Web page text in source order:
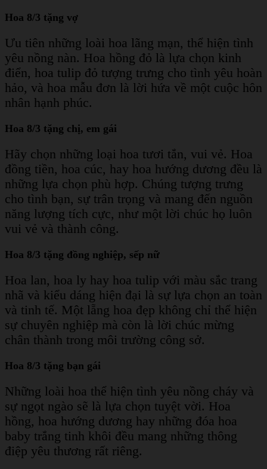
Hoa 8/3 tặng vợ
Ưu tiên những loài hoa lãng mạn, thể hiện tình
yêu nồng nàn. Hoa hồng đỏ là lựa chọn kinh
điển, hoa tulip đỏ tượng trưng cho tình yêu hoàn
hảo, và hoa mẫu đơn là lời hứa về một cuộc hôn
nhân hạnh phúc.
Hoa 8/3 tặng chị, em gái
Hãy chọn những loại hoa tươi tắn, vui vẻ. Hoa
đồng tiền, hoa cúc, hay hoa hướng dương đều là
những lựa chọn phù hợp. Chúng tượng trưng
cho tình bạn, sự trân trọng và mang đến nguồn
năng lượng tích cực, như một lời chúc họ luôn
vui vẻ và thành công.
Hoa 8/3 tặng đồng nghiệp, sếp nữ
Hoa lan, hoa ly hay hoa tulip với màu sắc trang
nhã và kiểu dáng hiện đại là sự lựa chọn an toàn
và tinh tế. Một lẵng hoa đẹp không chỉ thể hiện
sự chuyên nghiệp mà còn là lời chúc mừng
chân thành trong môi trường công sở.
Hoa 8/3 tặng bạn gái
Những loài hoa thể hiện tình yêu nồng cháy và
sự ngọt ngào sẽ là lựa chọn tuyệt vời. Hoa
hồng, hoa hướng dương hay những đóa hoa
baby trắng tinh khôi đều mang những thông
điệp yêu thương rất riêng.